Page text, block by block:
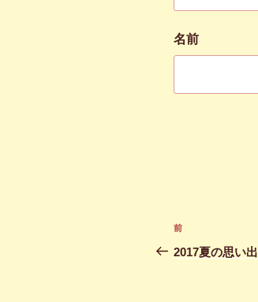
名前
投
稿
前
の
前
2017夏の思い出